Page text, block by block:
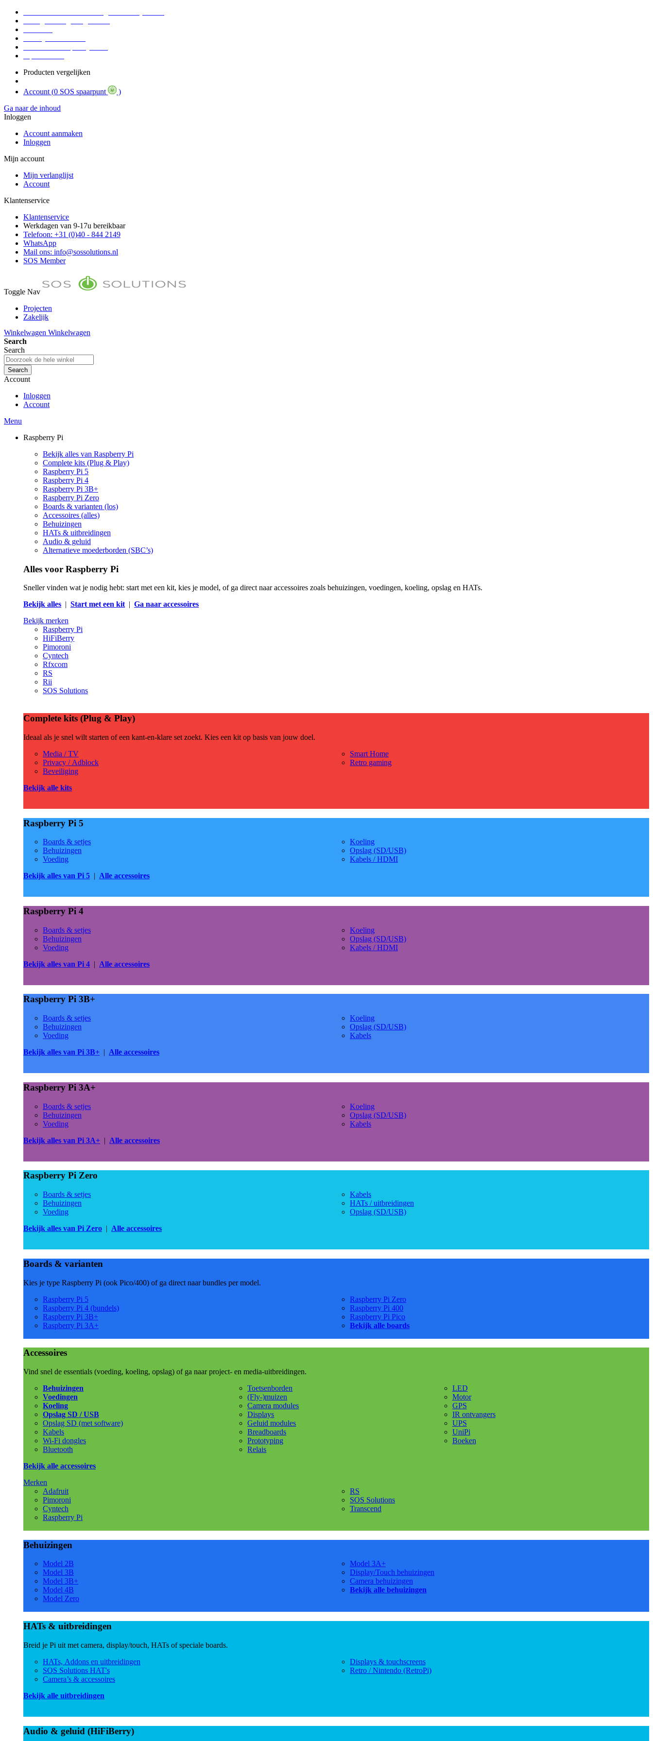
Producten vergelijken
Account (0 SOS spaarpunt
)
Ga naar de inhoud
Inloggen
Account aanmaken
Inloggen
Mijn account
Mijn verlanglijst
Account
Klantenservice
Klantenservice
Werkdagen van 9-17u bereikbaar
Telefoon: +31 (0)40 - 844 2149
WhatsApp
Mail ons: info@sossolutions.nl
SOS Member
Toggle Nav
Projecten
Zakelijk
Toon prijzen Incl. BTW
Toon prijzen Excl. BTW
Winkelwagen Winkelwagen
Search
Search
Search
Account
Inloggen
Account
Menu
Raspberry Pi
Bekijk alles van Raspberry Pi
Complete kits (Plug & Play)
Raspberry Pi 5
Raspberry Pi 4
Raspberry Pi 3B+
Raspberry Pi Zero
Boards & varianten (los)
Accessoires (alles)
Behuizingen
HATs & uitbreidingen
Audio & geluid
Alternatieve moederborden (SBC’s)
Alles voor Raspberry Pi
Sneller vinden wat je nodig hebt: start met een kit, kies je model, of ga direct naar accessoires zoals behuizingen, voedingen, koeling, opslag en HATs.
Bekijk alles | Start met een kit| Ga naar accessoires
Bekijk merken
Raspberry Pi
HiFiBerry
Pimoroni
Cyntech
Rfxcom
RS
Rii
SOS Solutions
Complete kits (Plug & Play)
Ideaal als je snel wilt starten of een kant-en-klare set zoekt. Kies een kit op basis van jouw doel.
Media / TV
Privacy / Adblock
Beveiliging
Smart Home
Retro gaming
Bekijk alle kits
Raspberry Pi 5
Boards & setjes
Behuizingen
Voeding
Koeling
Opslag (SD/USB)
Kabels / HDMI
Bekijk alles van Pi 5 | Alle accessoires
Raspberry Pi 4
Boards & setjes
Behuizingen
Voeding
Koeling
Opslag (SD/USB)
Kabels / HDMI
Bekijk alles van Pi 4 | Alle accessoires
Raspberry Pi 3B+
Boards & setjes
Behuizingen
Voeding
Koeling
Opslag (SD/USB)
Kabels
Bekijk alles van Pi 3B+ | Alle accessoires
Raspberry Pi 3A+
Boards & setjes
Behuizingen
Voeding
Koeling
Opslag (SD/USB)
Kabels
Bekijk alles van Pi 3A+ | Alle accessoires
Raspberry Pi Zero
Boards & setjes
Behuizingen
Voeding
Kabels
HATs / uitbreidingen
Opslag (SD/USB)
Bekijk alles van Pi Zero | Alle accessoires
Boards & varianten
Kies je type Raspberry Pi (ook Pico/400) of ga direct naar bundles per model.
Raspberry Pi 5
Raspberry Pi 4 (bundels)
Raspberry Pi 3B+
Raspberry Pi 3A+
Raspberry Pi Zero
Raspberry Pi 400
Raspberry Pi Pico
Bekijk alle boards
Accessoires
Vind snel de essentials (voeding, koeling, opslag) of ga naar project- en media-uitbreidingen.
Behuizingen
Voedingen
Koeling
Opslag SD / USB
Opslag SD (met software)
Kabels
Wi-Fi dongles
Bluetooth
Toetsenborden
(Fly-)muizen
Camera modules
Displays
Geluid modules
Breadboards
Prototyping
Relais
LED
Motor
GPS
IR ontvangers
UPS
UniPi
Boeken
Bekijk alle accessoires
Merken
Adafruit
Pimoroni
Cyntech
Raspberry Pi
RS
SOS Solutions
Transcend
Behuizingen
Model 2B
Model 3B
Model 3B+
Model 4B
Model Zero
Model 3A+
Display/Touch behuizingen
Camera behuizingen
Bekijk alle behuizingen
HATs & uitbreidingen
Breid je Pi uit met camera, display/touch, HATs of speciale boards.
HATs, Addons en uitbreidingen
SOS Solutions HAT's
Camera’s & accessoires
Displays & touchscreens
Retro / Nintendo (RetroPi)
Bekijk alle uitbreidingen
Audio & geluid (HiFiBerry)